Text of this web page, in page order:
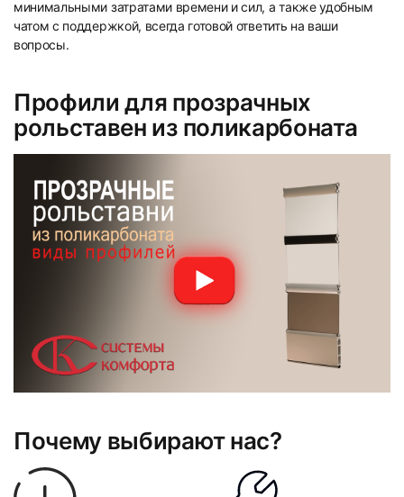
минимальными затратами времени и сил, а также удобным
чатом с поддержкой, всегда готовой ответить на ваши
вопросы.
Профили для прозрачных
рольставен из поликарбоната
Почему выбирают нас?